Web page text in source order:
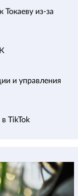
Токаеву из-за
и управления
TikTok